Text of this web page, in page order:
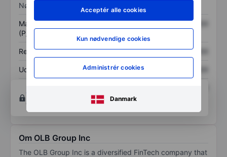
Acceptér alle cookies
Kun nødvendige cookies
Administrér cookies
Danmark
Nøgletal
Markedsværdi/omsætning
(P/S)
XXXXXXX XXXXXXX
Resultat pr. aktie (EPS) XXXXXXX XXXXXXX
Udbytte pr. aktie XXXXXXX
Opret konto
og analyse værktøjer.
Om OLB Group Inc
The OLB Group Inc is a diversified FinTech company that